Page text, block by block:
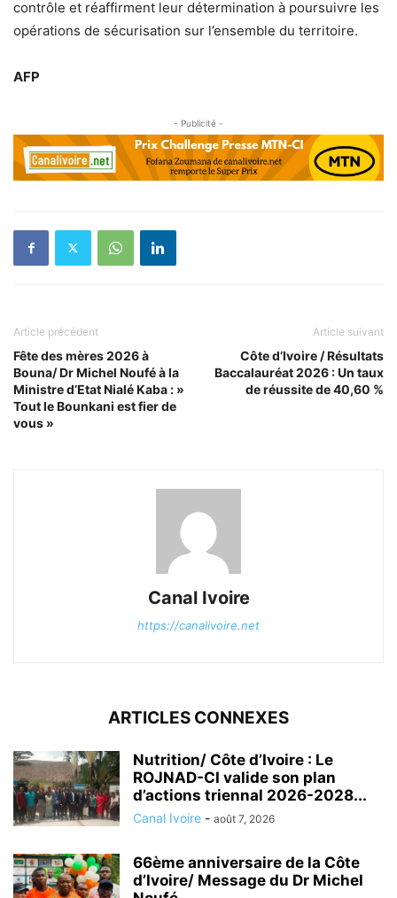
contrôle et réaffirment leur détermination à poursuivre les
opérations de sécurisation sur l’ensemble du territoire.
AFP
- Publicité -
Article précédent
Fête des mères 2026 à
Bouna/ Dr Michel Noufé à la
Ministre d’Etat Nialé Kaba : »
Tout le Bounkani est fier de
vous »
Article suivant
Côte d’Ivoire / Résultats
Baccalauréat 2026 : Un taux
de réussite de 40,60 %
Canal Ivoire
https://canalivoire.net
ARTICLES CONNEXES
Nutrition/ Côte d’Ivoire : Le
ROJNAD-CI valide son plan
d’actions triennal 2026-2028...
Canal Ivoire - août 7, 2026
66ème anniversaire de la Côte
d’Ivoire/ Message du Dr Michel